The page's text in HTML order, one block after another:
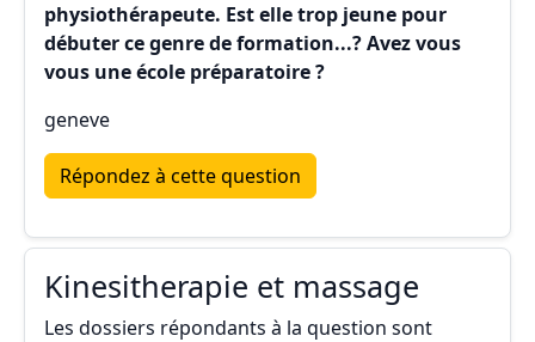
physiothérapeute. Est elle trop jeune pour
débuter ce genre de formation...? Avez vous
vous une école préparatoire ?
geneve
Répondez à cette question
Kinesitherapie et massage
Les dossiers répondants à la question sont